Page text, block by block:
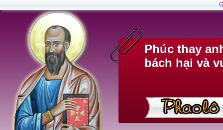
Phúc thay
bách hại và